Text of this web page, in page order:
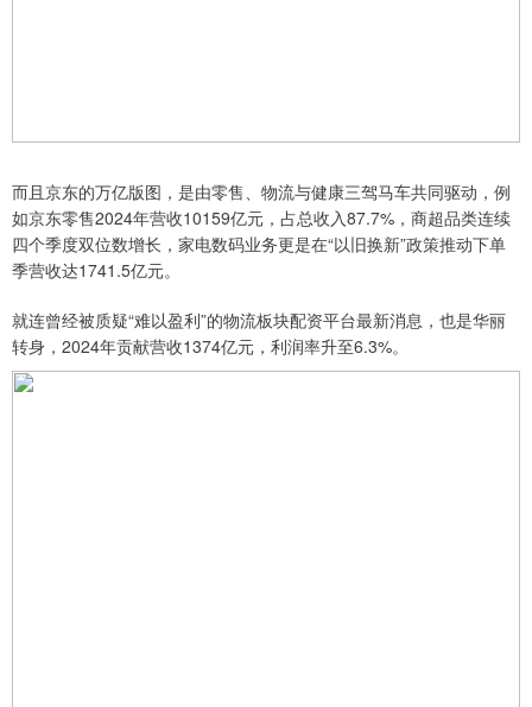
而且京东的万亿版图，是由零售、物流与健康三驾马车共同驱动，例
如京东零售2024年营收10159亿元，占总收入87.7%，商超品类连续
四个季度双位数增长，家电数码业务更是在“以旧换新”政策推动下单
季营收达1741.5亿元。
就连曾经被质疑“难以盈利”的物流板块配资平台最新消息，也是华丽
转身，2024年贡献营收1374亿元，利润率升至6.3%。